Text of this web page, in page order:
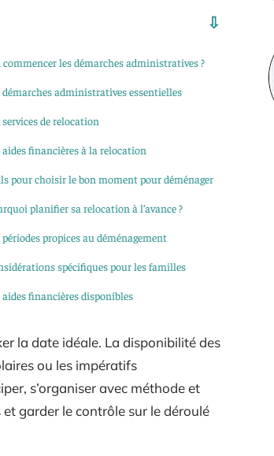
les démarches administratives ?
démarches administratives essentielles
services de relocation
aides financières à la relocation
pour choisir le bon moment pour déménager
planifier sa relocation à l’avance ?
périodes propices au déménagement
spécifiques pour les familles
aides financières disponibles
la date idéale. La disponibilité des
ou les impératifs
s’organiser avec méthode et
garder le contrôle sur le déroulé